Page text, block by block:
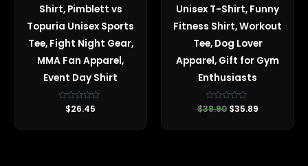
Shirt, Pimblett vs
Topuria Unisex Sports
Tee, Fight Night Gear,
MMA Fan Apparel,
Event Day Shirt
Valorado
con
de
$26.45
Unisex T-Shirt, Funny
Fitness Shirt, Workout
Tee, Dog Lover
Apparel, Gift for Gym
Enthusiasts
Valorado
con
de
$38.90 $35.89